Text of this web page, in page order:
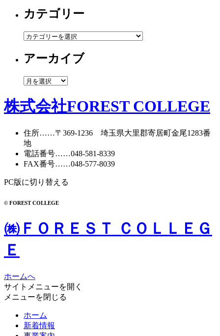
カテゴリー
カ
ゴ
ー
アーカイブ
ア
カ
イ
株式会社FOREST COLLEGE
住所……〒369-1236 埼玉県大里郡寄居町金尾1283番
地
電話番号……048-581-8339
FAX番号……048-577-8039
PC版に切り替える
© FOREST COLLEGE
㈱ＦＯＲＥＳＴ ＣＯＬＬＥＧ
Ｅ
ホームへ
サイトメニューを開く
メニューを閉じる
ホーム
新着情報